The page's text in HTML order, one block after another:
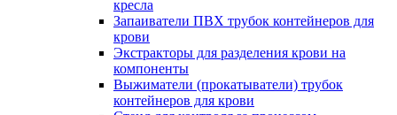
кресла
Запаиватели ПВХ трубок контейнеров для
крови
Экстракторы для разделения крови на
компоненты
Выжиматели (прокатыватели) трубок
контейнеров для крови